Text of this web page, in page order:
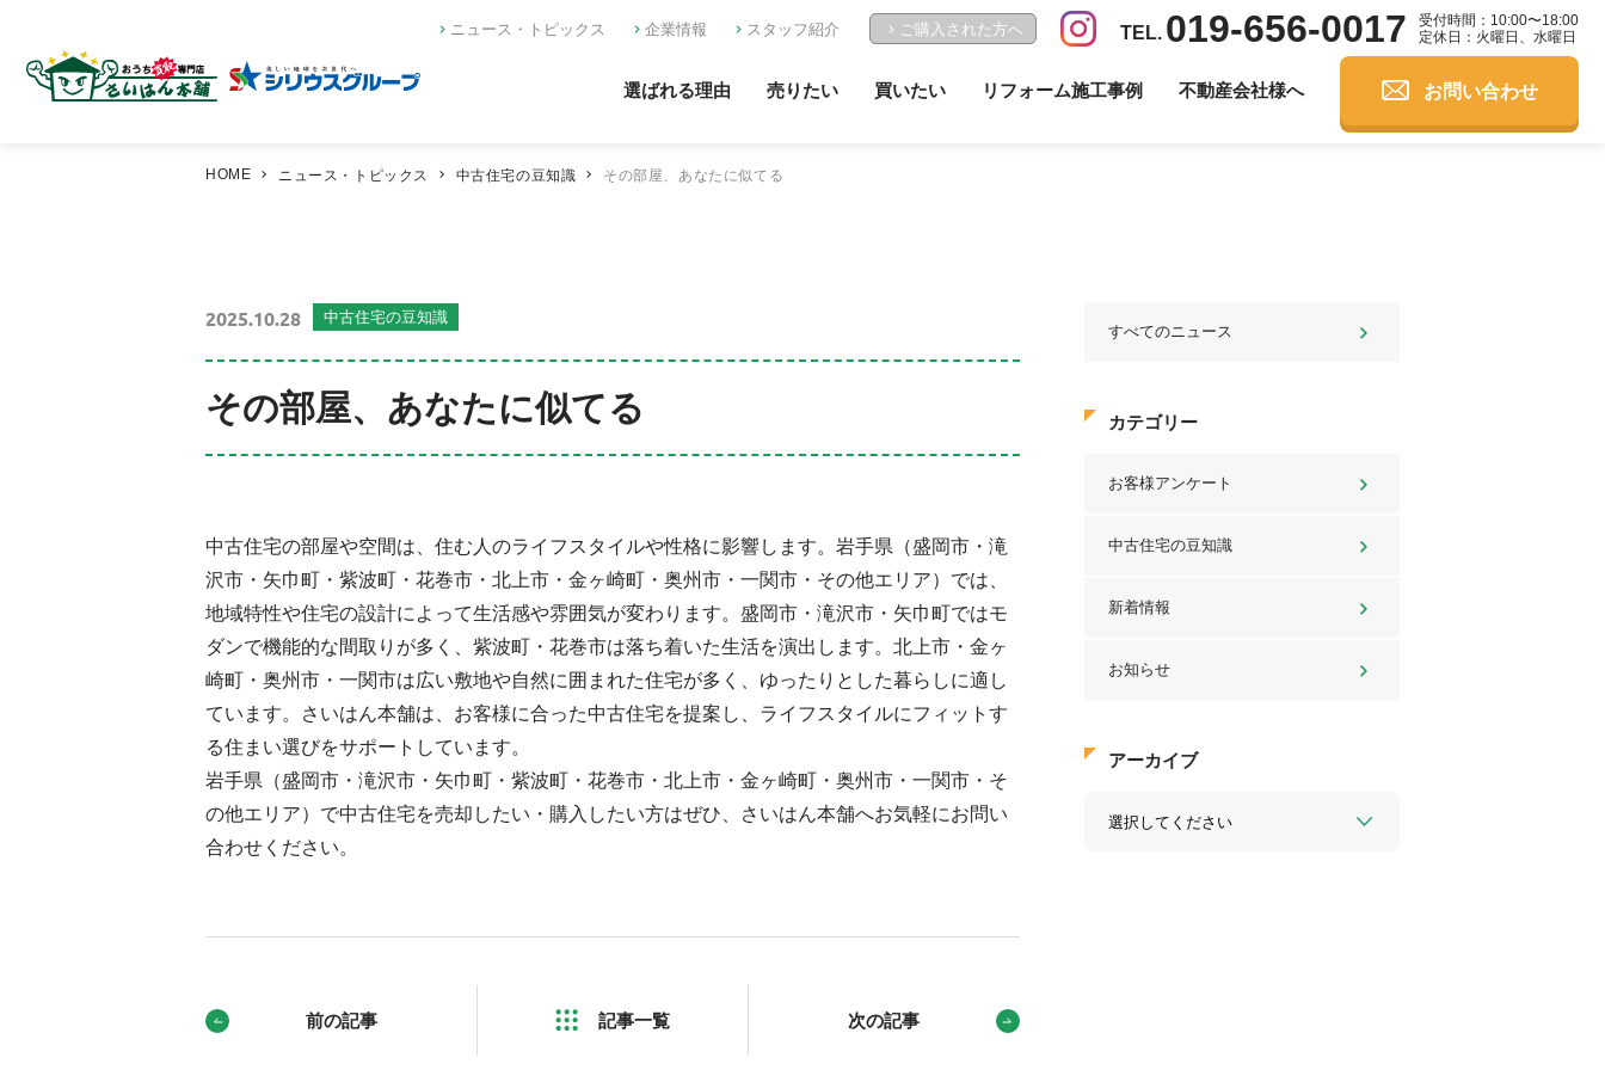
選ばれる理由 売りたい 買いたい リフォーム施工事例 不動産会社様へ
ニュース・トピックス 企業情報 スタッフ紹介 ご購入された方へ 019-656-0017
受付時間：10:00〜18:00
定休日：火曜日、水曜日
お問い合わせ
HOME ニュース・トピックス 中古住宅の豆知識 その部屋、あなたに似てる
2025.10.28 中古住宅の豆知識
その部屋、あなたに似てる
中古住宅の部屋や空間は、住む人のライフスタイルや性格に影響します。岩手県（盛岡市・滝
沢市・矢巾町・紫波町・花巻市・北上市・金ヶ崎町・奥州市・一関市・その他エリア）では、
地域特性や住宅の設計によって生活感や雰囲気が変わります。盛岡市・滝沢市・矢巾町ではモ
ダンで機能的な間取りが多く、紫波町・花巻市は落ち着いた生活を演出します。北上市・金ヶ
崎町・奥州市・一関市は広い敷地や自然に囲まれた住宅が多く、ゆったりとした暮らしに適し
ています。さいはん本舗は、お客様に合った中古住宅を提案し、ライフスタイルにフィットす
る住まい選びをサポートしています。
岩手県（盛岡市・滝沢市・矢巾町・紫波町・花巻市・北上市・金ヶ崎町・奥州市・一関市・そ
の他エリア）で中古住宅を売却したい・購入したい方はぜひ、さいはん本舗へお気軽にお問い
合わせください。
前の記事 記事一覧 次の記事
すべてのニュース
カテゴリー
お客様アンケート
中古住宅の豆知識
新着情報
お知らせ
アーカイブ